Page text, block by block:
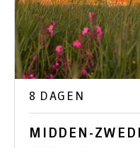
8 DAGEN
MIDDEN-